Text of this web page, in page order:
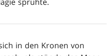
in den Kronen von